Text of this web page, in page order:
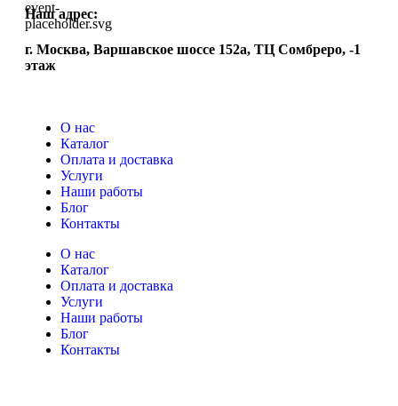
Наш адрес:
г. Москва, Варшавское шоссе 152а, ТЦ Сомбреро, -1
этаж
О нас
Каталог
Оплата и доставка
Услуги
Наши работы
Блог
Контакты
О нас
Каталог
Оплата и доставка
Услуги
Наши работы
Блог
Контакты